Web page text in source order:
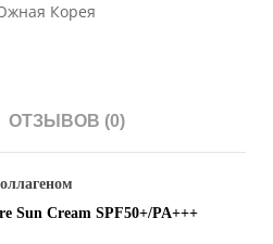
Корея
ОТЗЫВОВ (0)
Sun Cream SPF50+/PA+++